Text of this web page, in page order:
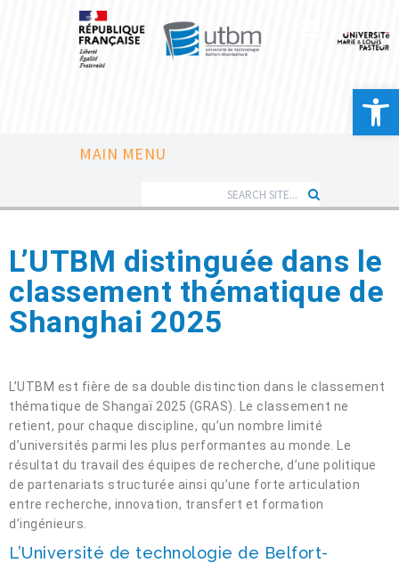
Ouvrir
MAIN MENU
L’UTBM distinguée dans le
classement thématique de
Shanghai 2025
L’UTBM est fière de sa double distinction dans le classement
thématique de Shangaï 2025 (GRAS). Le classement ne
retient, pour chaque discipline, qu’un nombre limité
d’universités parmi les plus performantes au monde. Le
résultat du travail des équipes de recherche, d’une politique
de partenariats structurée ainsi qu’une forte articulation
entre recherche, innovation, transfert et formation
d’ingénieurs.
L’Université de technologie de Belfort-